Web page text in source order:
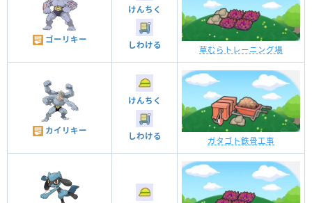
ゴーリキー
けんちく
しわける 草むらトレーニング場
カイリキー
けんちく
しわける ガタゴト鉄骨工事